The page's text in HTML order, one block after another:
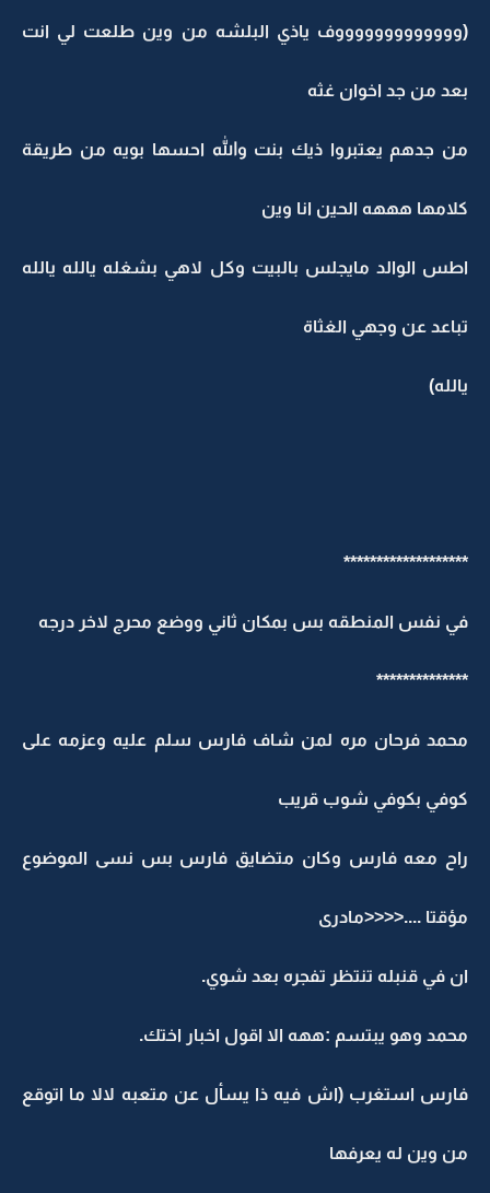
(وووووووووووووف ياذي البلشه من وين طلعت لي انت
بعد من جد اخوان غثه
من جدهم يعتبروا ذيك بنت والله احسها بويه من طريقة
كلامها هههه الحين انا وين
اطس الوالد مايجلس بالبيت وكل لاهي بشغله يالله يالله
تباعد عن وجهي الغثاة
يالله)
*******************
في نفس المنطقه بس بمكان ثاني ووضع محرج لاخر درجه
**************
محمد فرحان مره لمن شاف فارس سلم عليه وعزمه على
كوفي بكوفي شوب قريب
راح معه فارس وكان متضايق فارس بس نسى الموضوع
مؤقتا ....<<<<مادرى
ان في قنبله تنتظر تفجره بعد شوي.
محمد وهو يبتسم :ههه الا اقول اخبار اختك.
فارس استغرب (اش فيه ذا يسأل عن متعبه لالا ما اتوقع
من وين له يعرفها